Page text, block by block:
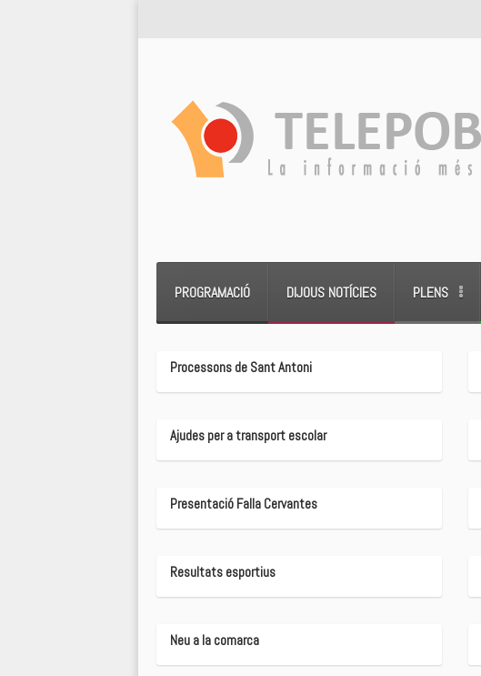
PROGRAMACIÓ DIJOUS NOTÍCIES PLENS
Processons de Sant Antoni
Ajudes per a transport escolar
Presentació Falla Cervantes
Resultats esportius
Neu a la comarca